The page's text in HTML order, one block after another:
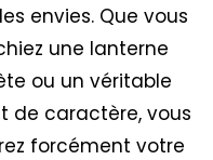
envies. Que vous
une lanterne
ou un véritable
de caractère, vous
forcément votre